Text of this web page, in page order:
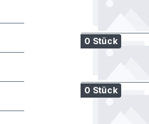
0 Stück
0 Stück